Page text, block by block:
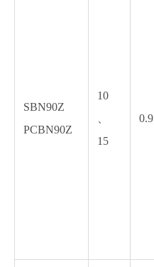
SBN90Z
PCBN90Z
10
15
0.9